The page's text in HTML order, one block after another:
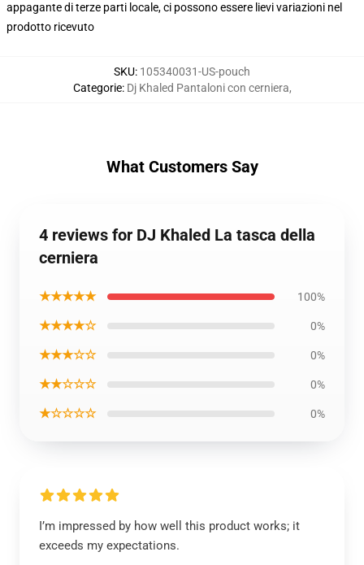
appagante di terze parti locale, ci possono essere lievi variazioni nel
prodotto ricevuto
SKU: 105340031-US-pouch
Categorie: Dj Khaled Pantaloni con cerniera,
What Customers Say
4 reviews for DJ Khaled La tasca della
cerniera
★★★★★ 100%
★★★★☆ 0%
★★★☆☆ 0%
★★☆☆☆ 0%
★☆☆☆☆ 0%
I’m impressed by how well this product works; it
exceeds my expectations.